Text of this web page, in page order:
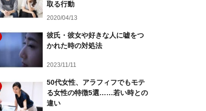
取る行動
2020/04/13
彼氏・彼女や好きな人に嘘をつ
かれた時の対処法
2023/11/11
50代女性、アラフィフでもモテ
る女性の特徴5選……若い時との
違い